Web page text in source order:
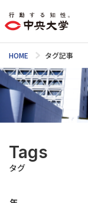
HOME タグ記事
Tags
タグ